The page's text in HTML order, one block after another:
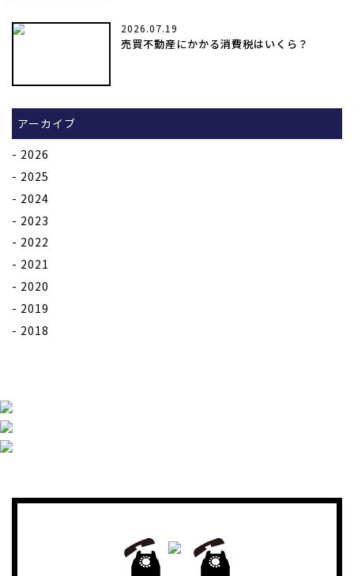
2026.07.19
売買不動産にかかる消費税はいくら？
アーカイブ
2026
2025
2024
2023
2022
2021
2020
2019
2018